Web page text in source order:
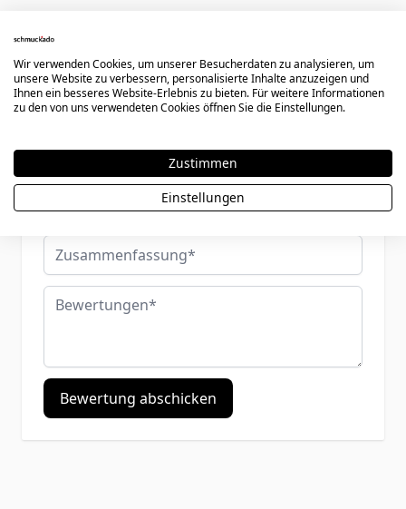
Schreiben Sie eine Bewertung
Sie bewerten:Anhänger Herz mit Gravur - 0822
Ihre Bewertung:
Zusammenfassung
Bewertungen
Bewertung abschicken
Wir verwenden Cookies, um unserer Besucherdaten zu analysieren, um
unsere Website zu verbessern, personalisierte Inhalte anzuzeigen und
Ihnen ein besseres Website-Erlebnis zu bieten. Für weitere Informationen
zu den von uns verwendeten Cookies öffnen Sie die Einstellungen.
Zustimmen
Einstellungen